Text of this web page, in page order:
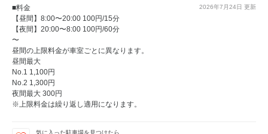
2026年7月24日 更新
■料金
【昼間】8:00〜20:00 100円/15分
【夜間】20:00〜8:00 100円/60分
〜
昼間の上限料金が車室ごとに異なります。
昼間最大
No.1 1,100円
No.2 1,300円
夜間最大 300円
※上限料金は繰り返し適用になります。
気に入った駐車場を見つけたら